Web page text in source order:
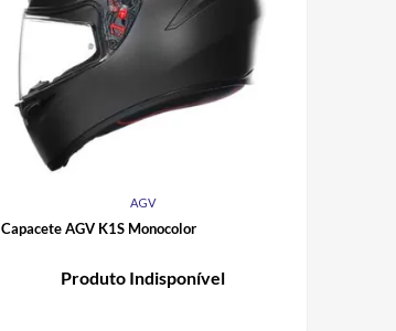
AGV
Capacete AGV K1S Monocolor
Produto Indisponível